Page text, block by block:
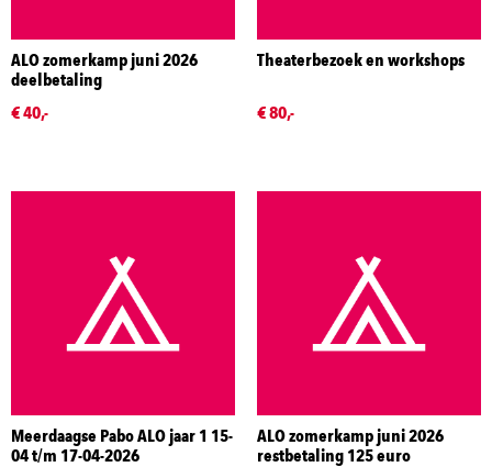
ALO zomerkamp juni 2026
deelbetaling
€ 40,-
Theaterbezoek en workshops
€ 80,-
Meerdaagse Pabo ALO jaar 1 15-
04 t/m 17-04-2026
ALO zomerkamp juni 2026
restbetaling 125 euro